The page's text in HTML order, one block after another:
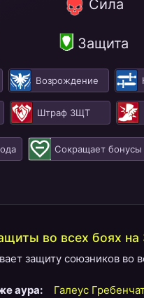
Сила
Защита
Возрождение
Штраф ЗЩТ
Сокращает бонусы
во всех боях на
защиту союзников во
аура: Галеус